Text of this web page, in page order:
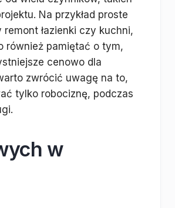
Na przykład proste
łazienki czy kuchni,
również pamiętać o tym,
cenowo dla
zwrócić uwagę na to,
tylko robociznę, podczas
w